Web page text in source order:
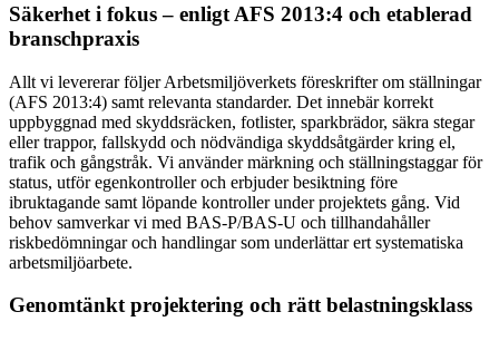
Säkerhet i fokus – enligt AFS 2013:4 och etablerad
branschpraxis
Allt vi levererar följer Arbetsmiljöverkets föreskrifter om ställningar
(AFS 2013:4) samt relevanta standarder. Det innebär korrekt
uppbyggnad med skyddsräcken, fotlister, sparkbrädor, säkra stegar
eller trappor, fallskydd och nödvändiga skyddsåtgärder kring el,
trafik och gångstråk. Vi använder märkning och ställningstaggar för
status, utför egenkontroller och erbjuder besiktning före
ibruktagande samt löpande kontroller under projektets gång. Vid
behov samverkar vi med BAS-P/BAS-U och tillhandahåller
riskbedömningar och handlingar som underlättar ert systematiska
arbetsmiljöarbete.
Genomtänkt projektering och rätt belastningsklass